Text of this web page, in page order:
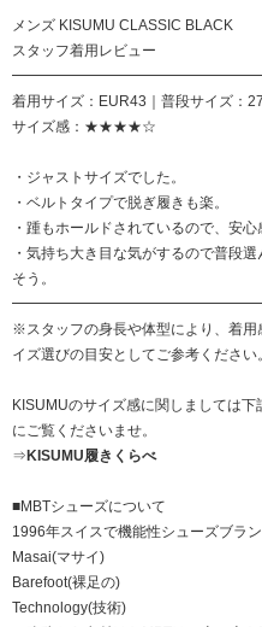
メンズ KISUMU CLASSIC BLACK
スタッフ着用レビュー
着用サイズ：EUR43｜普段サイズ：
サイズ感：★★★★☆
・ジャストサイズでした。
・ベルトタイプで脱ぎ履きも楽。
・踵もホールドされているので、安心
・気持ち大き目な気がするので普段
そう。
※スタッフの身長や体型により、着
イズ選びの目安としてご参考ください。
KISUMUのサイズ感に関しましては
にご覧くださいませ。
⇒ KISUMU履きくらべ
■MBTシューズについて
1996年スイスで機能性シューズブラン
Masai(マサイ)
Barefoot(裸足の)
Technology(技術)